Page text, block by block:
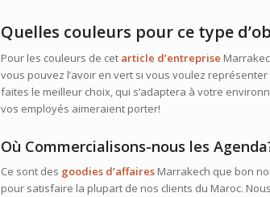
Quelles couleurs pour ce type
Pour les couleurs de cet article d’entreprise
vous pouvez l’avoir en vert si vous voulez représenter
faites le meilleur choix, qui s’adaptera à votre
vos employés aimeraient porter!
Où Commercialisons-nous les
Ce sont des goodies d’affaires Marrakech que bon
pour satisfaire la plupart de nos clients du Maroc.